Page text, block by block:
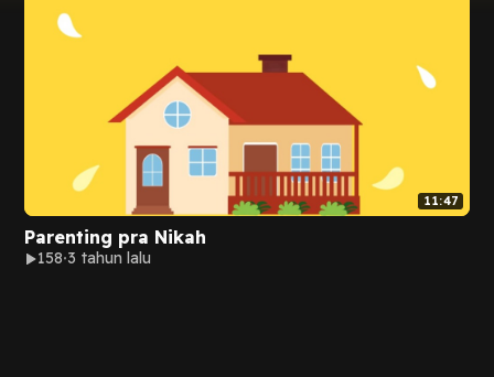
11:47
Parenting pra Nikah
158 3 tahun lalu